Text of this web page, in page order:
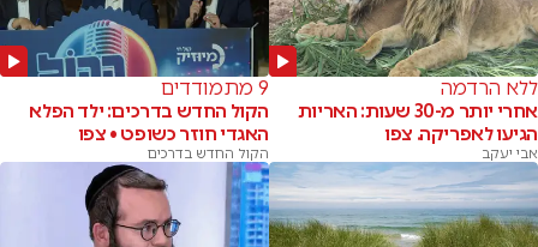
ללא הרדמה
אחרי יותר מ-30 שעות: האריות
הגיעו לאפריקה. צפו
אבי יעקב
9 מתמודדים
הקול החדש בדרכים: ילד הפלא
האגדי חוזר כשופט • צפו
הקול החדש בדרכים